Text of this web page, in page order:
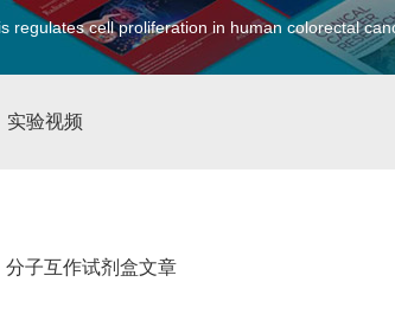
regulates cell proliferation in human colorectal
实验视频
分子互作试剂盒文章